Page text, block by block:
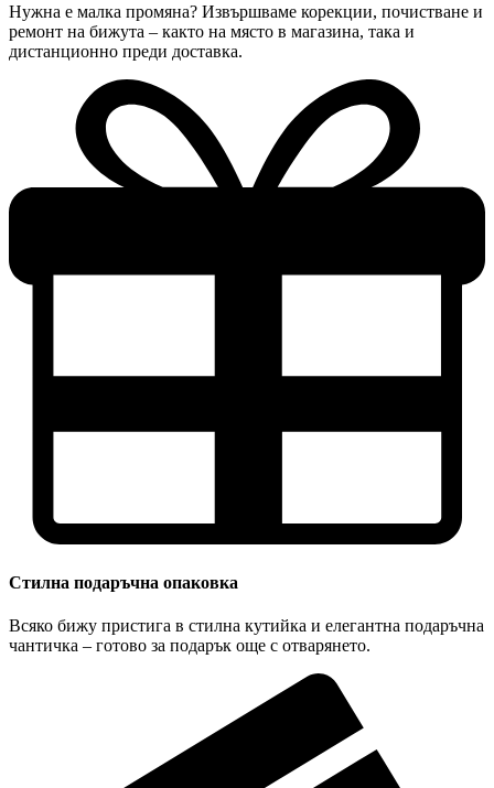
Нужна е малка промяна? Извършваме корекции, почистване и
ремонт на бижута – както на място в магазина, така и
дистанционно преди доставка.
Стилна подаръчна опаковка
Всяко бижу пристига в стилна кутийка и елегантна подаръчна
чантичка – готово за подарък още с отварянето.